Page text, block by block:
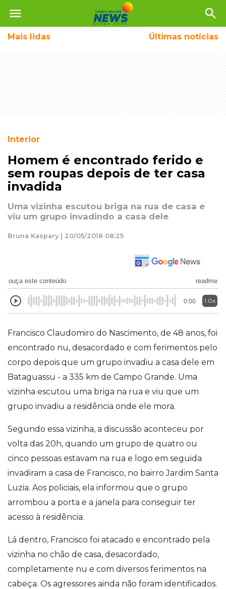
menu search
Mais lidas Últimas notícias
Interior
Homem é encontrado ferido e
sem roupas depois de ter casa
invadida
Uma vizinha escutou briga na rua de casa e
viu um grupo invadindo a casa dele
Bruna Kaspary | 20/05/2018 08:25
ouça este conteúdo readme
0:00 1.0x
Francisco Claudomiro do Nascimento, de 48 anos, foi
encontrado nu, desacordado e com ferimentos pelo
corpo depois que um grupo invadiu a casa dele em
Bataguassu - a 335 km de Campo Grande. Uma
vizinha escutou uma briga na rua e viu que um
grupo invadiu a residência onde ele mora.
Segundo essa vizinha, a discussão aconteceu por
volta das 20h, quando um grupo de quatro ou
cinco pessoas estavam na rua e logo em seguida
invadiram a casa de Francisco, no bairro Jardim Santa
Luzia. Aos policiais, ela informou que o grupo
arrombou a porta e a janela para conseguir ter
acesso à residência.
Lá dentro, Francisco foi atacado e encontrado pela
vizinha no chão de casa, desacordado,
completamente nu e com diversos ferimentos na
cabeça. Os agressores ainda não foram identificados.